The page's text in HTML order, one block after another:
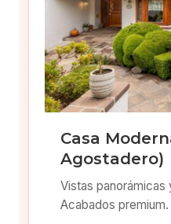
Casa
Agostadero)
Vistas panorámicas
Acabados premium.